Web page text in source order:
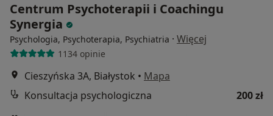
Centrum Psychoterapii i Coachingu
Synergia
Psychologia, Psychoterapia, Psychiatria · Więcej
1134 opinie
Cieszyńska 3A, Białystok • Mapa
Konsultacja psychologiczna
200 zł